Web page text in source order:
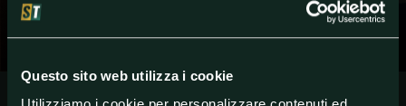
Questo sito web utilizza i cookie
SettingsEnter
fullscreen
#Fontecchio #italbasket #pozzecco